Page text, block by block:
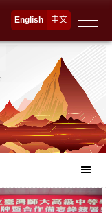
English 中文